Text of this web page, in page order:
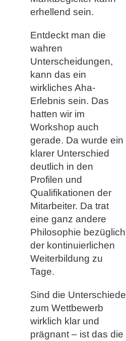
erhellend sein.
Entdeckt man die
wahren
Unterscheidungen,
kann das ein
wirkliches Aha-
Erlebnis sein. Das
hatten wir im
Workshop auch
gerade. Da wurde ein
klarer Unterschied
deutlich in den
Profilen und
Qualifikationen der
Mitarbeiter. Da trat
eine ganz andere
Philosophie bezüglich
der kontinuierlichen
Weiterbildung zu
Tage.
Sind die Unterschiede
zum Wettbewerb
wirklich klar und
prägnant – ist das die